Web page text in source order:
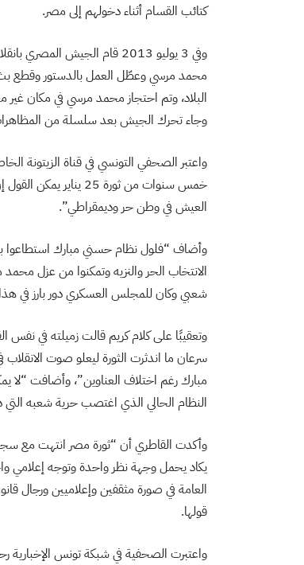
كتائب القسام أثناء دخولهم إلى مصر.
وفي 3 يوليو 2013 قام
محمد مرسي وعطّل العمل بالدستور وقطع بث
وجاء تحرك الجيش بعد سلسلة من
واعتبر الصحفي التونسي في قناة الزيتونة
خمس سنوات من ثورة
العيش في وطن حر وديمقراطي”.
وأضاف “فلول نظام حسني مبارك استطاعوا
الانتخاب الحر والنزيه وتمكنوا من عزل
شعبي وكان للمجلس العسكري دور بارز في
وتعقيبًا على كلام كريم قالت زميلته في نفس
سرعان ما اندثرت الثورة ليعلو صوت
مبارك رغم اختلاف العناوين”، وأضافت “لا
النظام الحالي الذي اغتصب حرية شعبه
وأكدت القاطري أن “ثورة مصر انتهت مع
يكاد يحمل وجهة نظر واحدة وتوجه إعلامي
العامة في صورة مثقفين وإعلاميين ورجال
قولها.